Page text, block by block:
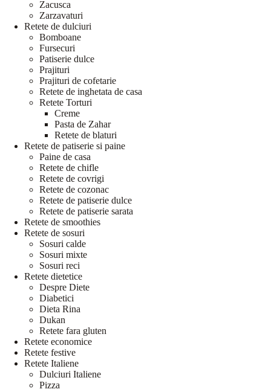
Zacusca
Zarzavaturi
Retete de dulciuri
Bomboane
Fursecuri
Patiserie dulce
Prajituri
Prajituri de cofetarie
Retete de inghetata de casa
Retete Torturi
Creme
Pasta de Zahar
Retete de blaturi
Retete de patiserie si paine
Paine de casa
Retete de chifle
Retete de covrigi
Retete de cozonac
Retete de patiserie dulce
Retete de patiserie sarata
Retete de smoothies
Retete de sosuri
Sosuri calde
Sosuri mixte
Sosuri reci
Retete dietetice
Despre Diete
Diabetici
Dieta Rina
Dukan
Retete fara gluten
Retete economice
Retete festive
Retete Italiene
Dulciuri Italiene
Pizza